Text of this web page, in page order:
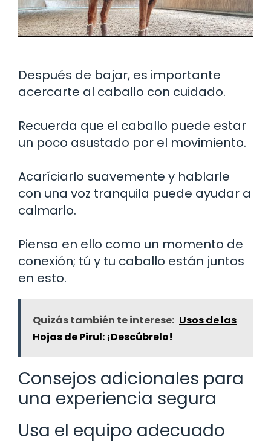
Después de bajar, es importante
acercarte al caballo con cuidado.
Recuerda que el caballo puede estar
un poco asustado por el movimiento.
Acaríciarlo suavemente y hablarle
con una voz tranquila puede ayudar a
calmarlo.
Piensa en ello como un momento de
conexión; tú y tu caballo están juntos
en esto.
Quizás también te interese: Usos de las
Hojas de Pirul: ¡Descúbrelo!
Consejos adicionales para
una experiencia segura
Usa el equipo adecuado